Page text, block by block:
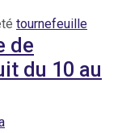
tournefeuille
de
du 10 au